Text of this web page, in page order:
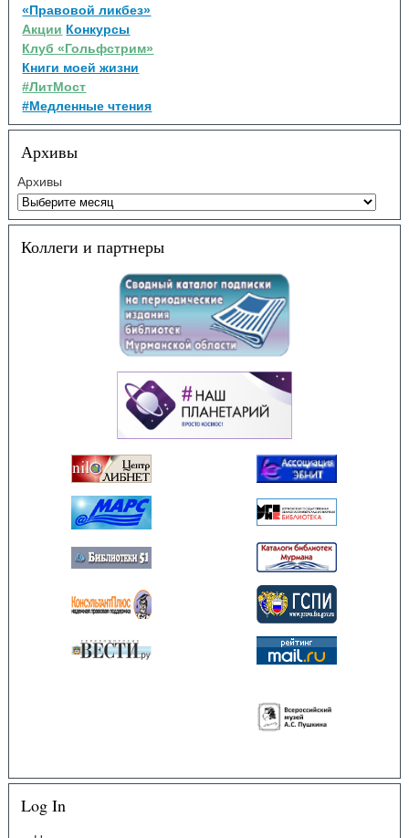
«Правовой ликбез»
Акции Конкурсы
Клуб «Гольфстрим»
Книги моей жизни
#ЛитМост
#Медленные чтения
Архивы
Архивы
Коллеги и партнеры
Log In